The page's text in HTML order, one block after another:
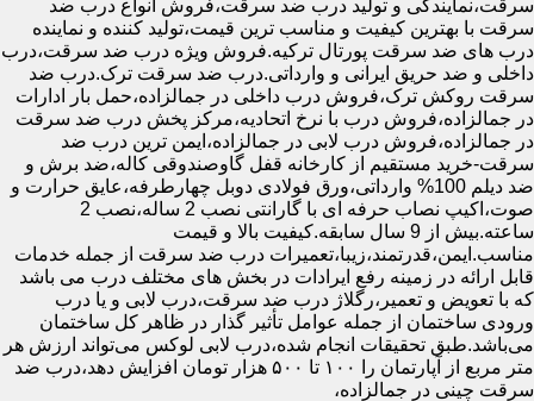
سرقت،نمایندگی و تولید درب ضد سرقت،فروش انواع درب ضد
سرقت با بهترین کیفیت و مناسب ترین قیمت،تولید کننده و نماینده
درب های ضد سرقت پورتال ترکیه.فروش ویژه درب ضد سرقت،درب
داخلی و ضد حریق ایرانی و وارداتی.درب ضد سرقت ترک.درب ضد
سرقت روکش ترک،فروش درب داخلی در جمالزاده،حمل بار ادارات
در جمالزاده،فروش درب با نرخ اتحادیه،مرکز پخش درب ضد سرقت
در جمالزاده،فروش درب لابی در جمالزاده،ایمن ترین درب ضد
سرقت-خرید مستقیم از کارخانه قفل گاوصندوقی کاله،ضد برش و
ضد دیلم 100% وارداتی،ورق فولادی دوبل چهارطرفه،عایق حرارت و
صوت،اکیپ نصاب حرفه ای با گارانتی نصب 2 ساله،نصب 2
ساعته.بیش از 9 سال سابقه.کیفیت بالا و قیمت
مناسب.ایمن،قدرتمند،زیبا،تعمیرات درب ضد سرقت از جمله خدمات
قابل ارائه در زمینه رفع ایرادات در بخش های مختلف درب می باشد
که با تعویض و تعمیر،رگلاژ درب ضد سرقت،درب لابی و یا درب
ورودی ساختمان از جمله عوامل تأثیر گذار در ظاهر کل ساختمان
می‌باشد.طبق تحقیقات انجام شده،درب لابی لوکس می‌تواند ارزش هر
متر مربع از آپارتمان را ۱۰۰ تا ۵۰۰ هزار تومان افزایش دهد،درب ضد
سرقت چینی در جمالزاده،